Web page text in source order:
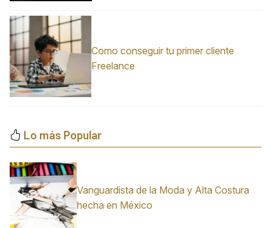
Como conseguir tu primer cliente
Freelance
Lo más Popular
Vanguardista de la Moda y Alta Costura
hecha en México